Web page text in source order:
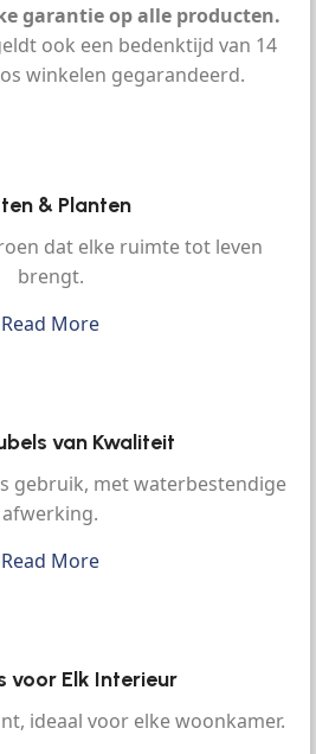
garantie op alle producten.
ook een bedenktijd van 14
winkelen gegarandeerd.
& Planten
dat elke ruimte tot leven
brengt.
Read More
van Kwaliteit
gebruik, met waterbestendige
afwerking.
Read More
voor Elk Interieur
ideaal voor elke woonkamer.